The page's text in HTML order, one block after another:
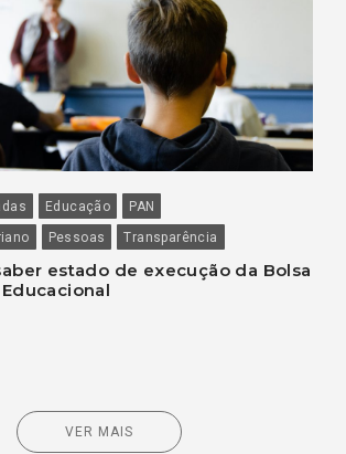
Educação
PAN
Pessoas Transparência
estado de execução da Bolsa
VER MAIS